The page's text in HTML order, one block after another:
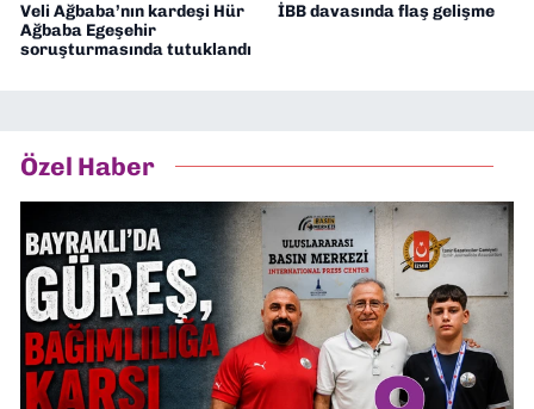
Veli Ağbaba’nın kardeşi Hür
Ağbaba Egeşehir
soruşturmasında tutuklandı
İBB davasında flaş gelişme
Özel Haber